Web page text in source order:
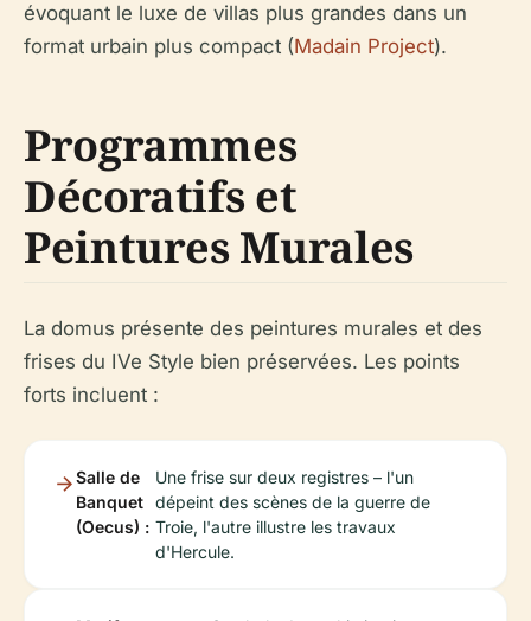
évoquant le luxe de villas plus grandes dans un
format urbain plus compact (Madain Project).
Programmes
Décoratifs et
Peintures Murales
La domus présente des peintures murales et des
frises du IVe Style bien préservées. Les points
forts incluent :
Salle de
Banquet
(Oecus) :
Une frise sur deux registres – l'un
dépeint des scènes de la guerre de
Troie, l'autre illustre les travaux
d'Hercule.